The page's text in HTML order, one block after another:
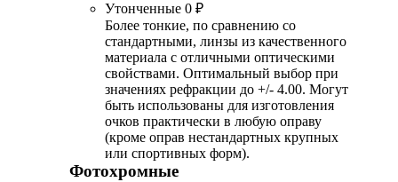
Утонченные 0 ₽
Более тонкие, по сравнению со
стандартными, линзы из качественного
материала с отличными оптическими
свойствами. Оптимальный выбор при
значениях рефракции до +/- 4.00. Могут
быть использованы для изготовления
очков практически в любую оправу
(кроме оправ нестандартных крупных
или спортивных форм).
Фотохромные